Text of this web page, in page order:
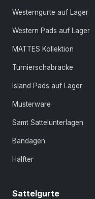
Westerngurte auf Lager
Western Pads auf Lager
MATTES Kollektion
Turnierschabracke
Island Pads auf Lager
Musterware
Samt Sattelunterlagen
Bandagen
Halfter
Sattelgurte